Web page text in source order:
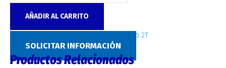
AÑADIR AL CARRITO
Grupo carters Enduro 2T
SOLICITAR INFORMACIÓN
Productos Relacionados